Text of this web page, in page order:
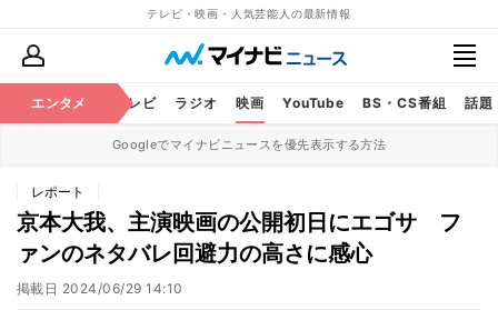
テレビ・映画・人気芸能人の最新情報
エンタメ
芸能 テレビ ラジオ 映画 YouTube BS・CS番組 話題
Googleでマイナビニュースを優先表示する方法
レポート
京本大我、主演映画の公開初日にエゴサ フ
ァンのネタバレ回避力の高さに感心
掲載日 2024/06/29 14:10